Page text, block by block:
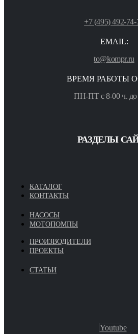
+7 (495) 492-74-
EMAIL:
to@kompr.ru
ВРЕМЯ РАБОТЫ
ПН-ПТ с 8-00 ч. до
РАЗДЕЛЫ
КАТАЛОГ
КОНТАКТЫ
НАСОСЫ
МОТОПОМПЫ
ПРОИЗВОДИТЕЛИ
ПРОЕКТЫ
СТАТЬИ
Youtube